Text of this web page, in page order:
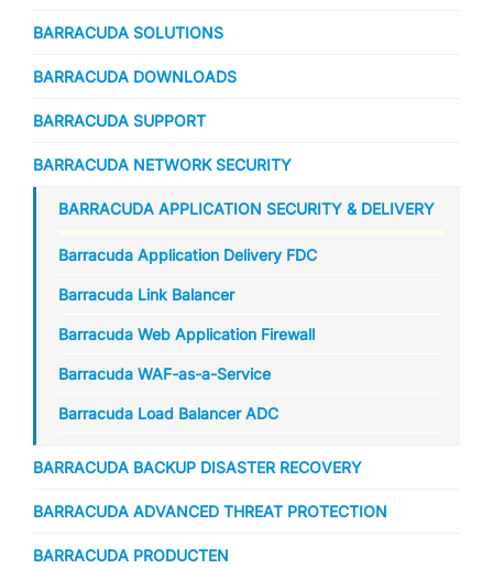
BARRACUDA SOLUTIONS
BARRACUDA DOWNLOADS
BARRACUDA SUPPORT
BARRACUDA NETWORK SECURITY
BARRACUDA APPLICATION SECURITY & DELIVERY
Barracuda Application Delivery FDC
Barracuda Link Balancer
Barracuda Web Application Firewall
Barracuda WAF-as-a-Service
Barracuda Load Balancer ADC
BARRACUDA BACKUP DISASTER RECOVERY
BARRACUDA ADVANCED THREAT PROTECTION
BARRACUDA PRODUCTEN